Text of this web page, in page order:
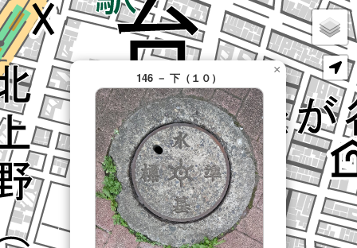
146 － 下（１０）
×